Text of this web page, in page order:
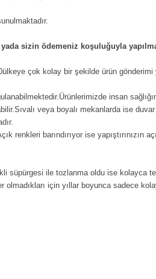
sizin ödemeniz koşuluğuyla
çok kolay bir şekilde ürün gönderimi
insan
veya boyalı mekanlarda ise
renkleri barındırıyor ise yapıştırınızın
süpürgesi ile tozlanma oldu ise kolayca
olmadıkları için yıllar boyunca sadece